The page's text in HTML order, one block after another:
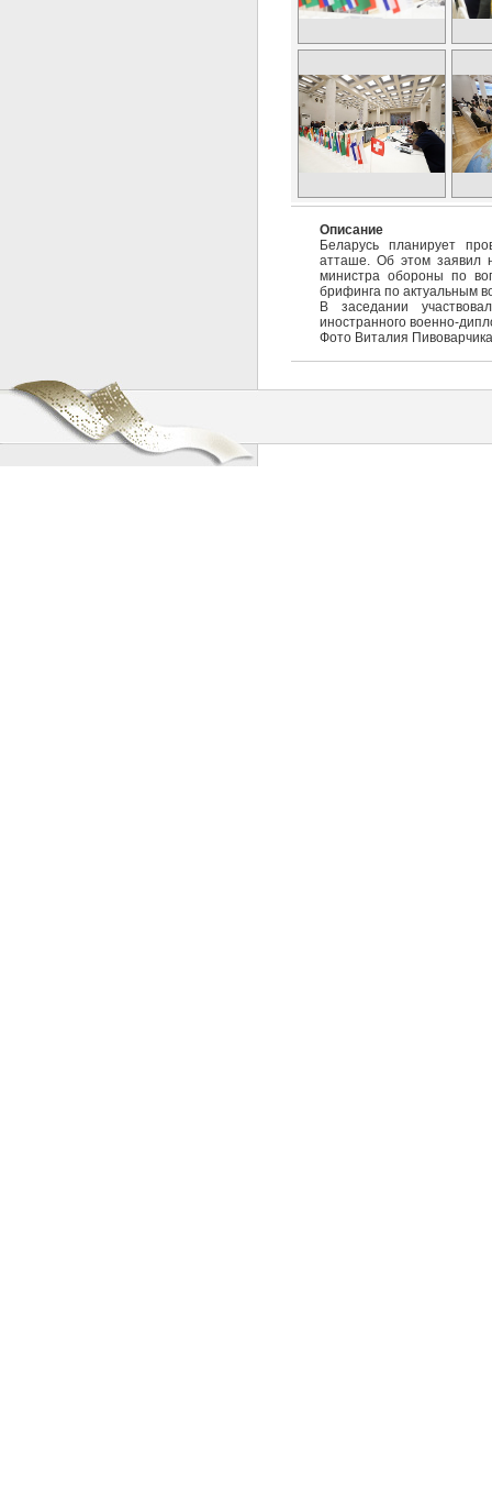
Описание
Беларусь планирует
атташе. Об этом заявил
министра обороны по
брифинга по актуальным
В заседании
иностранного военно-
Фото Виталия